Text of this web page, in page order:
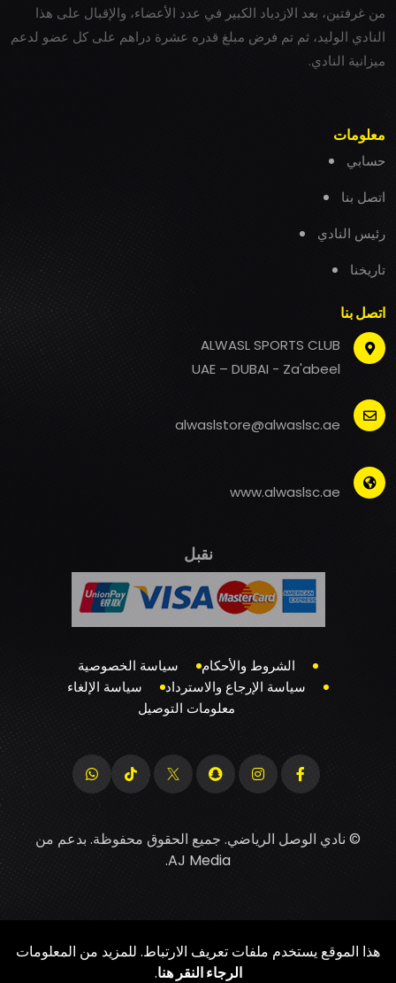
من غرفتين، بعد الازدياد الكبير في عدد الأعضاء، والإقبال على هذا
النادي الوليد، ثم تم فرض مبلغ قدره عشرة دراهم على كل عضو لدعم
ميزانية النادي.
معلومات
حسابي
اتصل بنا
رئيس النادي
تاريخنا
اتصل بنا
ALWASL SPORTS CLUB
UAE – DUBAI - Za'abeel
alwaslstore@alwaslsc.ae
www.alwaslsc.ae
نقبل
الشروط والأحكام
سياسة الخصوصية
سياسة الإرجاع والاسترداد
سياسة الإلغاء
معلومات التوصيل
© نادي الوصل الرياضي. جميع الحقوق محفوظة. بدعم من
AJ Media
.
هذا الموقع يستخدم ملفات تعريف الارتباط. للمزيد من المعلومات
الرجاء النقر هنا.